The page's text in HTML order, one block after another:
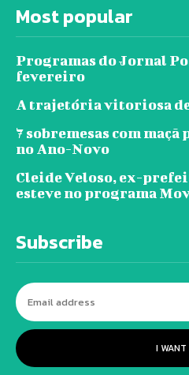
Most popular
Programas do Jornal
fevereiro
A trajetória vitoriosa
7 sobremesas com
no Ano-Novo
Cleide Veloso, ex-
esteve no programa
Subscribe
I WANT